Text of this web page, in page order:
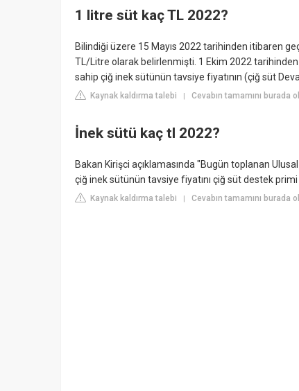
1 litre süt kaç TL 2022?
Bilindiği üzere 15 Mayıs 2022 tarihinden itibaren
TL/Litre olarak belirlenmişti. 1 Ekim 2022
sahip çiğ inek sütünün tavsiye fiyatının (çiğ süt
Kaynak kaldırma talebi Cevabın tamamını
İnek sütü kaç tl 2022?
Bakan Kirişci açıklamasında "Bugün toplanan
çiğ inek sütünün tavsiye fiyatını çiğ süt destek
Kaynak kaldırma talebi Cevabın tamamını burada